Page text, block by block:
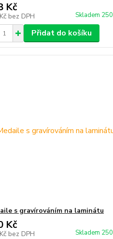
Kč
bez DPH Skladem 250
Přidat do košíku
s gravírováním na laminátu
Kč
bez DPH Skladem 250